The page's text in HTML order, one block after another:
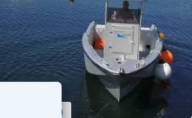
20